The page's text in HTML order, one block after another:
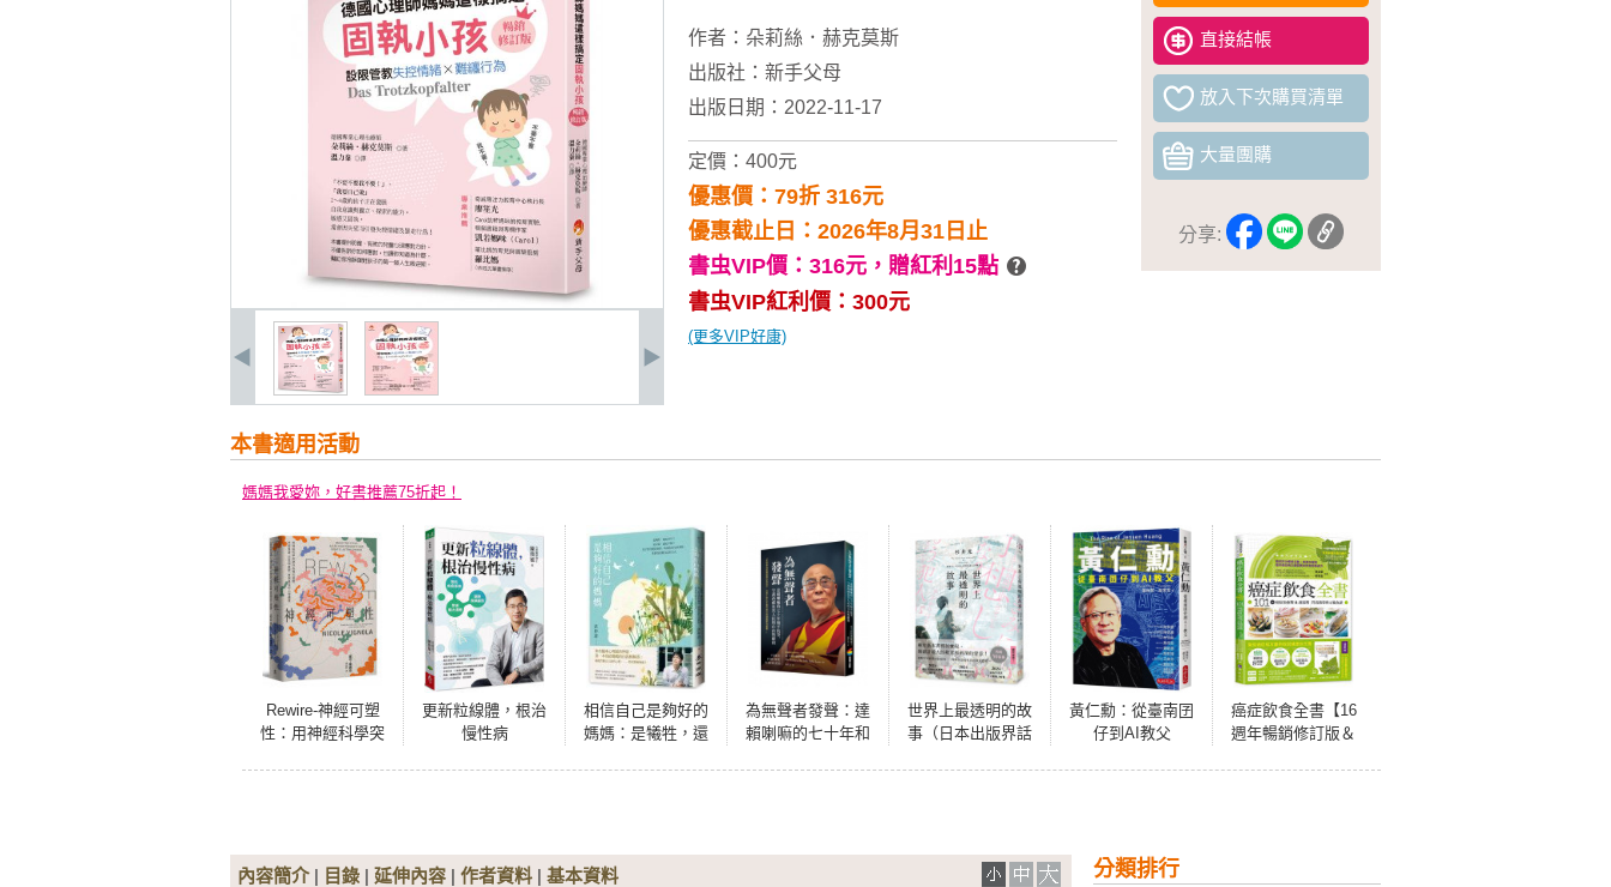
直接結帳
放入下次購買清單
大量團購
分享:
作者： 朵莉絲．赫克莫斯
出版社： 新手父母
出版日期：2022-11-17
定價：400元
優惠價：79折 316元
優惠截止日：2026年8月31日止
書虫VIP價：316元， 贈紅利15點
書虫VIP紅利價：300元
(更多VIP好康)
本書適用活動
媽媽我愛妳，好書推薦75折起！
Rewire-神經可塑
性：用神經科學突
更新粒線體，根治
慢性病
相信自己是夠好的
媽媽：是犧牲，還
為無聲者發聲：達
賴喇嘛的七十年和
世界上最透明的故
事（日本出版界話
黃仁勳：從臺南囝
仔到AI教父
癌症飲食全書【16
週年暢銷修訂版＆
分類排行
內容簡介| 目錄 | 延伸內容 | 作者資料 | 基本資料